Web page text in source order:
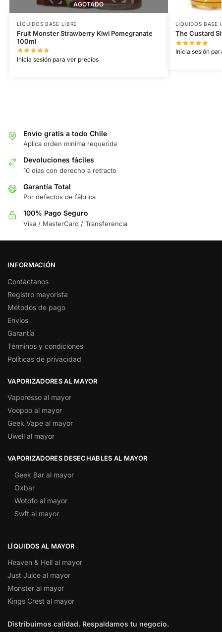
AGOTADO
LÍQUIDOS BASE LIBRE
Fruit Monster Strawberry Kiwi Pomegranate
100ml
Inicia sesión para ver precios
LÍQUIDOS BASE
The Custard
Inicia sesión
Envío gratis a todo Chile
Aplica orden minima requerida
Devoluciones fáciles
10 días con derecho a retracto
Garantía Total
Por defectos de fábrica
100% Pago Seguro
Visa / MasterCard / Transferencia
INFORMACIÓN
Contáctanos
Registro mayorista
Métodos de pago
Envíos
Garantía
Términos y condiciones
Políticas de privacidad
VAPORIZADORES AL MAYOR
Vaporesso al mayor
Voopoo al mayor
Geek Vape al mayor
Uwell al mayor
VAPORIZADORES DESECHABLES AL MAYOR
Geek Bar al mayor
Oxbar
Wotofo al mayor
Swft al mayor
LÍQUIDOS AL MAYOR
Heaven & Hell al mayor
Just Juice al mayor
Monster al mayor
Kings Crest al mayor
Distribuimos calidad. Respaldamos tu negocio.